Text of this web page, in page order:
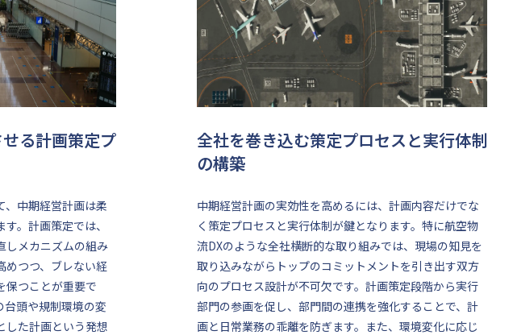
る計画策定プ
、中期経営計画は柔
。計画策定では、
しメカニズムの組み
めつつ、ブレない経
保つことが重要で
頭や規制環境の変
した計画という発想
全社を巻き込む策定プロセスと実行体制
の構築
中期経営計画の実効性を高めるには、計画内容だけでな
く策定プロセスと実行体制が鍵となります。特に航空物
流DXのような全社横断的な取り組みでは、現場の知見を
取り込みながらトップのコミットメントを引き出す双方
向のプロセス設計が不可欠です。計画策定段階から実行
部門の参画を促し、部門間の連携を強化することで、計
画と日常業務の乖離を防ぎます。また、環境変化に応じ